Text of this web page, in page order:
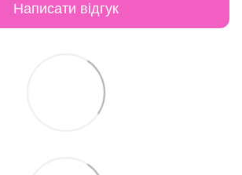
Написати відгук